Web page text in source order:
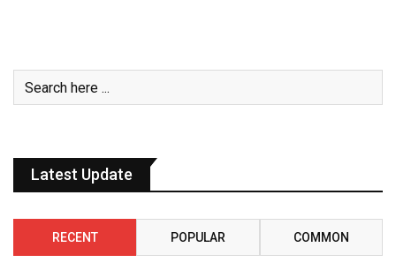
Latest Update
RECENT POPULAR COMMON